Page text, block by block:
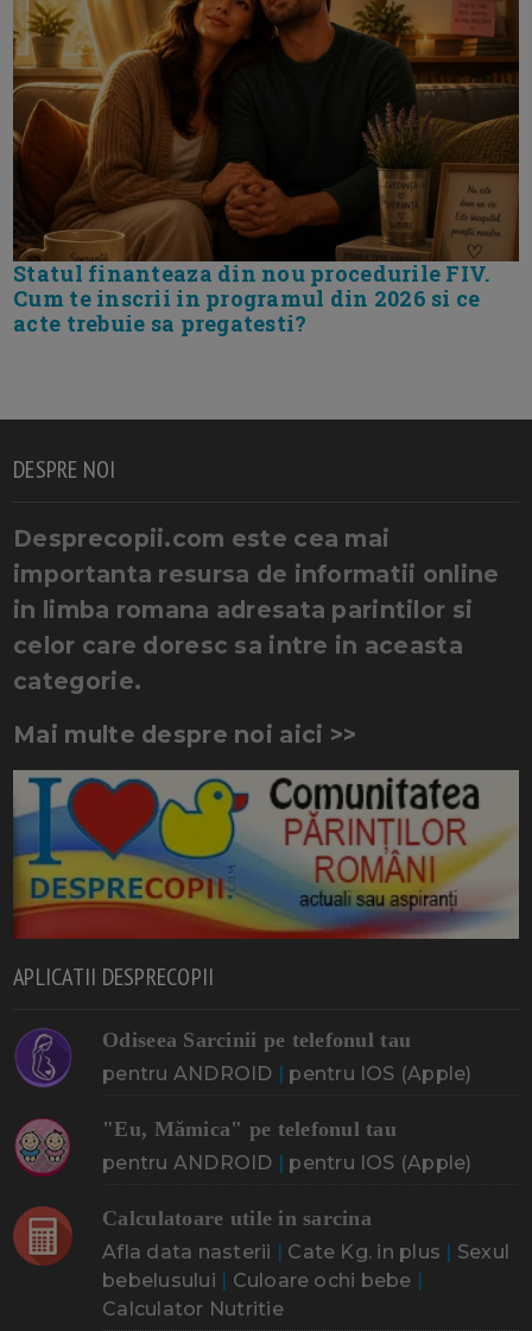
Statul finanteaza din nou procedurile FIV.
Cum te inscrii in programul din 2026 si ce
acte trebuie sa pregatesti?
DESPRE NOI
Desprecopii.com este cea mai
importanta resursa de informatii online
in limba romana adresata parintilor si
celor care doresc sa intre in aceasta
categorie.
Mai multe despre noi aici >>
APLICATII DESPRECOPII
Odiseea Sarcinii pe telefonul tau
pentru ANDROID | pentru IOS (Apple)
"Eu, Mămica" pe telefonul tau
pentru ANDROID | pentru IOS (Apple)
Calculatoare utile in sarcina
Afla data nasterii | Cate Kg. in plus | Sexul
bebelusului | Culoare ochi bebe |
Calculator Nutritie